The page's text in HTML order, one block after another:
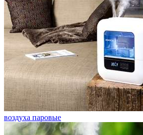
воздуха паровые